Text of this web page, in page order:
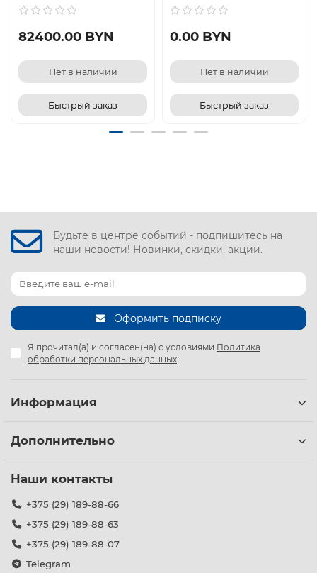
82400.00 BYN
Нет в наличии
Быстрый заказ
0.00 BYN
Нет в наличии
Быстрый заказ
Будьте в центре событий - подпишитесь на
наши новости! Новинки, скидки, акции.
Оформить подписку
Я прочитал(а) и согласен(на) с условиями Политика
обработки персональных данных
Информация
Дополнительно
Наши контакты
+375 (29) 189-88-66
+375 (29) 189-88-63
+375 (29) 189-88-07
Telegram